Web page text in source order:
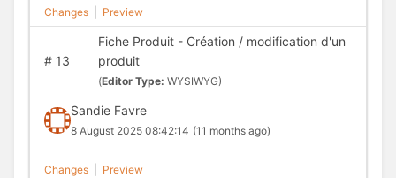
Changes Preview
#13
Fiche Produit - Création / modification d'un
produit
(Editor Type: WYSIWYG)
Sandie Favre
8 August 2025 08:42:14 (11 months ago)
Changes Preview